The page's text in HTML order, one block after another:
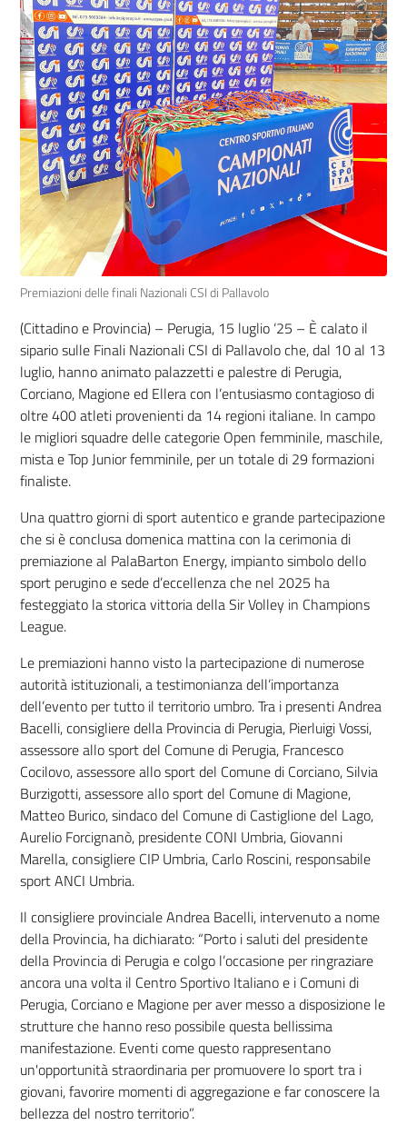
Premiazioni delle finali Nazionali CSI di Pallavolo
(Cittadino e Provincia) – Perugia, 15 luglio ‘25 – È calato il
sipario sulle Finali Nazionali CSI di Pallavolo che, dal 10 al 13
luglio, hanno animato palazzetti e palestre di Perugia,
Corciano, Magione ed Ellera con l’entusiasmo contagioso di
oltre 400 atleti provenienti da 14 regioni italiane. In campo
le migliori squadre delle categorie Open femminile, maschile,
mista e Top Junior femminile, per un totale di 29 formazioni
finaliste.
Una quattro giorni di sport autentico e grande partecipazione
che si è conclusa domenica mattina con la cerimonia di
premiazione al PalaBarton Energy, impianto simbolo dello
sport perugino e sede d’eccellenza che nel 2025 ha
festeggiato la storica vittoria della Sir Volley in Champions
League.
Le premiazioni hanno visto la partecipazione di numerose
autorità istituzionali, a testimonianza dell’importanza
dell’evento per tutto il territorio umbro. Tra i presenti Andrea
Bacelli, consigliere della Provincia di Perugia, Pierluigi Vossi,
assessore allo sport del Comune di Perugia, Francesco
Cocilovo, assessore allo sport del Comune di Corciano, Silvia
Burzigotti, assessore allo sport del Comune di Magione,
Matteo Burico, sindaco del Comune di Castiglione del Lago,
Aurelio Forcignanò, presidente CONI Umbria, Giovanni
Marella, consigliere CIP Umbria, Carlo Roscini, responsabile
sport ANCI Umbria.
Il consigliere provinciale Andrea Bacelli, intervenuto a nome
della Provincia, ha dichiarato: “Porto i saluti del presidente
della Provincia di Perugia e colgo l’occasione per ringraziare
ancora una volta il Centro Sportivo Italiano e i Comuni di
Perugia, Corciano e Magione per aver messo a disposizione le
strutture che hanno reso possibile questa bellissima
manifestazione. Eventi come questo rappresentano
un'opportunità straordinaria per promuovere lo sport tra i
giovani, favorire momenti di aggregazione e far conoscere la
bellezza del nostro territorio”.